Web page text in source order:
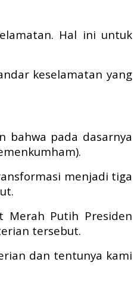
Hal ini untuk
keselamatan yang
bahwa pada dasarnya
menjadi tiga
Merah Putih Presiden
tersebut.
dan tentunya kami